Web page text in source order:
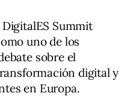
Summit
uno de los
sobre el
digital y
en Europa.